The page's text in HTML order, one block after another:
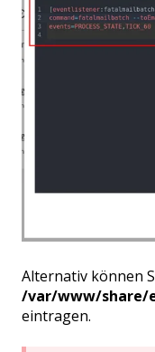
Alternativ können
/var/www/share/
eintragen.